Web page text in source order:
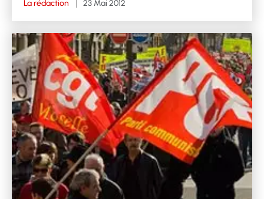
La rédaction 23 Mai 2012